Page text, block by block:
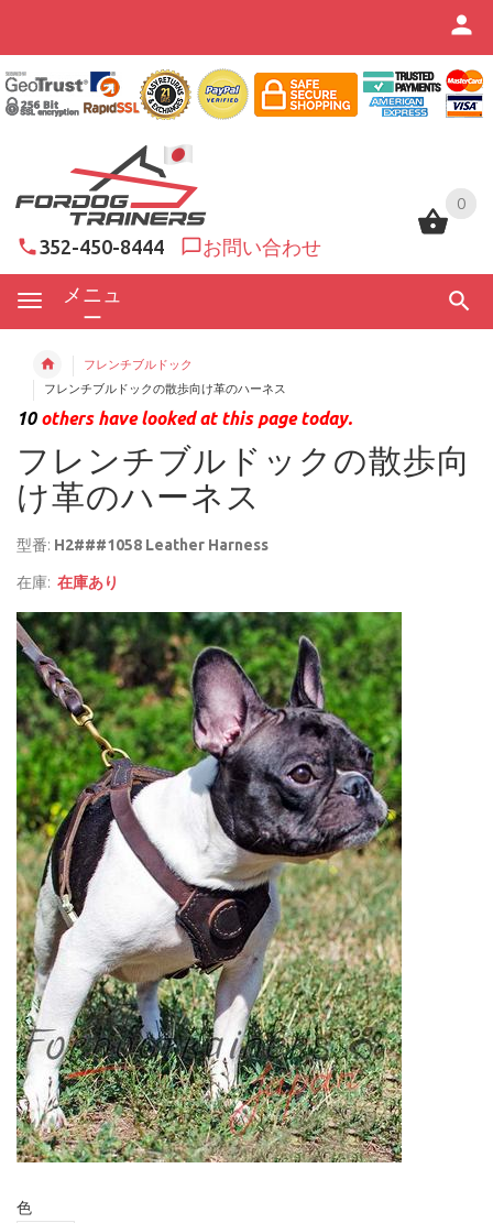
0
352-450-8444 お問い合わせ
メニュ
ー
0
フレンチブルドック
フレンチブルドックの散歩向け革のハーネス
10others have looked at this page today.
フレンチブルドックの散歩向
け革のハーネス
型番: H2###1058 Leather Harness
在庫: 在庫あり
色